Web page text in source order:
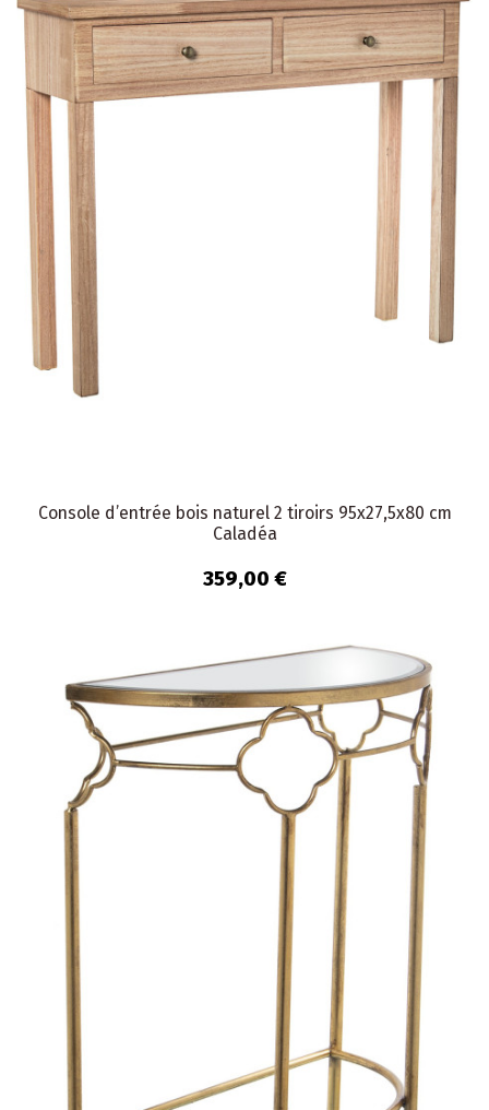
Console d’entrée bois naturel 2 tiroirs 95x27,5x80 cm
Caladéa
359,00 €